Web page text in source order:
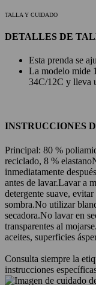
TALLA Y CUIDADO
DETALLES DE
Esta prenda se
La modelo mide
34C/12C y lleva
INSTRUCCIONES
Principal: 80 %
reciclado, 8 % elastano
inmediatamente
antes de lavar.Lavar a
detergente suave,
sombra.No utilizar
secadora.No lavar en
transparentes al mojarse.
aceites, superficies
Consulta siempre la
instrucciones